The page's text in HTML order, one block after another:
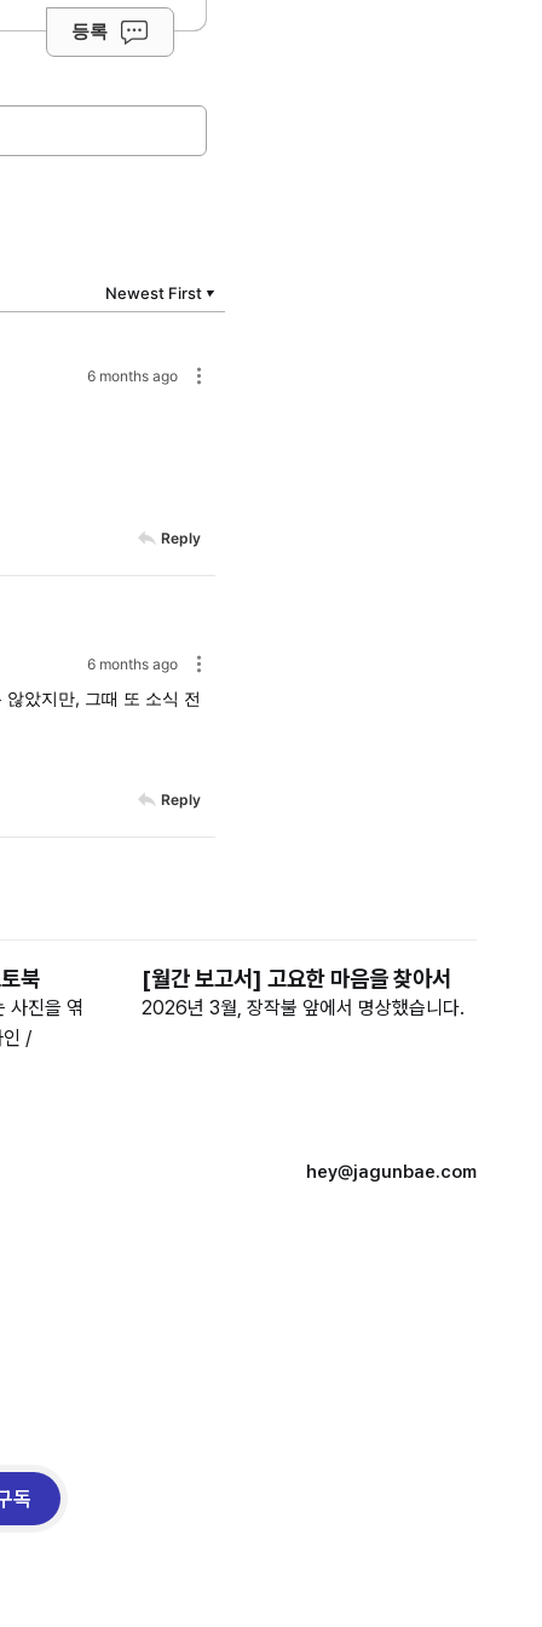
등록
Newest First ▼
6 months ago
Reply
6 months ago
았지만, 그때 또 소식 전
Reply
북
사진을 엮
인 /
[월간 보고서] 고요한 마음을 찾아서
2026년 3월, 장작불 앞에서 명상했습니다.
hey@jagunbae.com
독